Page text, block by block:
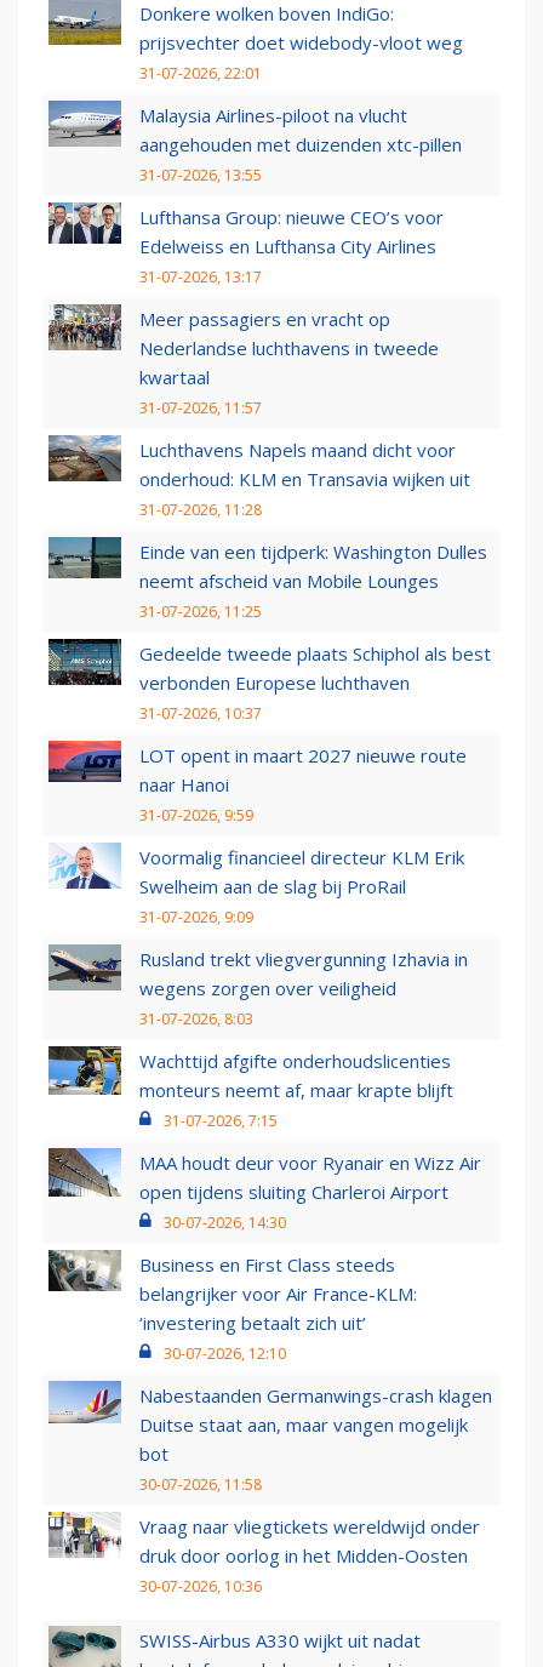
Donkere wolken boven IndiGo:
prijsvechter doet widebody-vloot weg
31-07-2026, 22:01
Malaysia Airlines-piloot na vlucht
aangehouden met duizenden xtc-pillen
31-07-2026, 13:55
Lufthansa Group: nieuwe CEO’s voor
Edelweiss en Lufthansa City Airlines
31-07-2026, 13:17
Meer passagiers en vracht op
Nederlandse luchthavens in tweede
kwartaal
31-07-2026, 11:57
Luchthavens Napels maand dicht voor
onderhoud: KLM en Transavia wijken uit
31-07-2026, 11:28
Einde van een tijdperk: Washington Dulles
neemt afscheid van Mobile Lounges
31-07-2026, 11:25
Gedeelde tweede plaats Schiphol als best
verbonden Europese luchthaven
31-07-2026, 10:37
LOT opent in maart 2027 nieuwe route
naar Hanoi
31-07-2026, 9:59
Voormalig financieel directeur KLM Erik
Swelheim aan de slag bij ProRail
31-07-2026, 9:09
Rusland trekt vliegvergunning Izhavia in
wegens zorgen over veiligheid
31-07-2026, 8:03
Wachttijd afgifte onderhoudslicenties
monteurs neemt af, maar krapte blijft
31-07-2026, 7:15
MAA houdt deur voor Ryanair en Wizz Air
open tijdens sluiting Charleroi Airport
30-07-2026, 14:30
Business en First Class steeds
belangrijker voor Air France-KLM:
‘investering betaalt zich uit’
30-07-2026, 12:10
Nabestaanden Germanwings-crash klagen
Duitse staat aan, maar vangen mogelijk
bot
30-07-2026, 11:58
Vraag naar vliegtickets wereldwijd onder
druk door oorlog in het Midden-Oosten
30-07-2026, 10:36
SWISS-Airbus A330 wijkt uit nadat